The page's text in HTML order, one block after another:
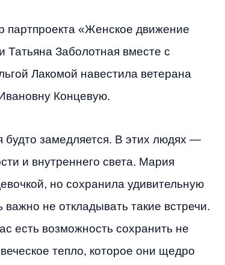
партпроекта «Женское движение
Татьяна Заболотная вместе с
Лакомой навестила ветерана
Концевую.
будто замедляется. В этих людях —
и внутреннего света. Мария
но сохранила удивительную
не откладывать такие встречи.
есть возможность сохранить не
тепло, которое они щедро